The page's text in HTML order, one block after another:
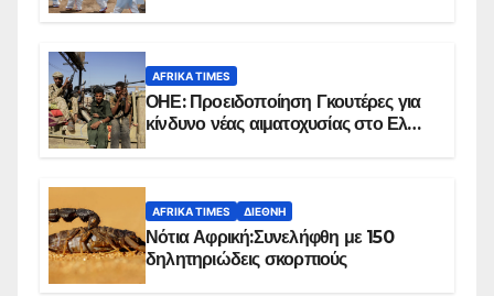
AFRIKA TIMES
ΟΗΕ: Προειδοποίηση Γκουτέρες για
κίνδυνο νέας αιματοχυσίας στο Ελ
AFRIKA TIMES ΔΙΕΘΝΉ
Νότια Αφρική:Συνελήφθη με 150
δηλητηριώδεις σκορπιούς